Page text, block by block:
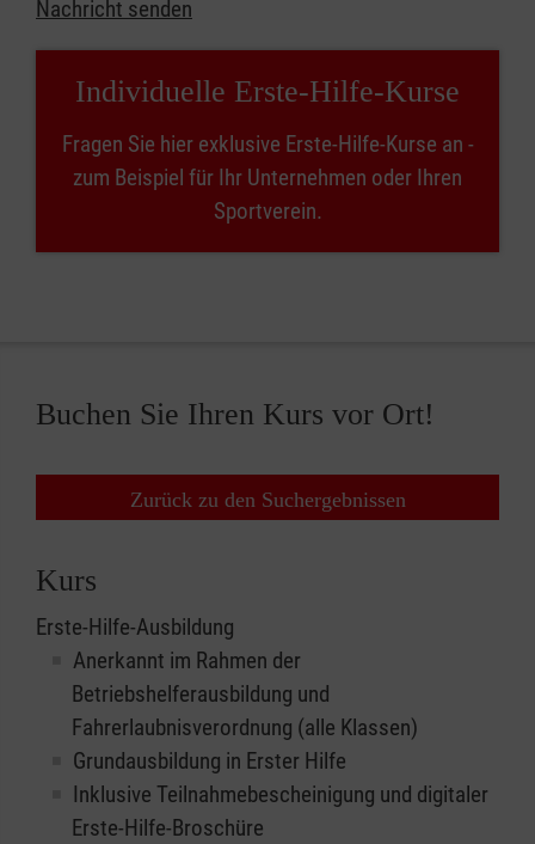
Nachricht senden
Individuelle Erste-Hilfe-Kurse
Fragen Sie hier exklusive Erste-Hilfe-Kurse an -
zum Beispiel für Ihr Unternehmen oder Ihren
Sportverein.
Buchen Sie Ihren Kurs vor Ort!
Zurück zu den Suchergebnissen
Kurs
Erste-Hilfe-Ausbildung
Anerkannt im Rahmen der
Betriebshelferausbildung und
Fahrerlaubnisverordnung (alle Klassen)
Grundausbildung in Erster Hilfe
Inklusive Teilnahmebescheinigung und digitaler
Erste-Hilfe-Broschüre